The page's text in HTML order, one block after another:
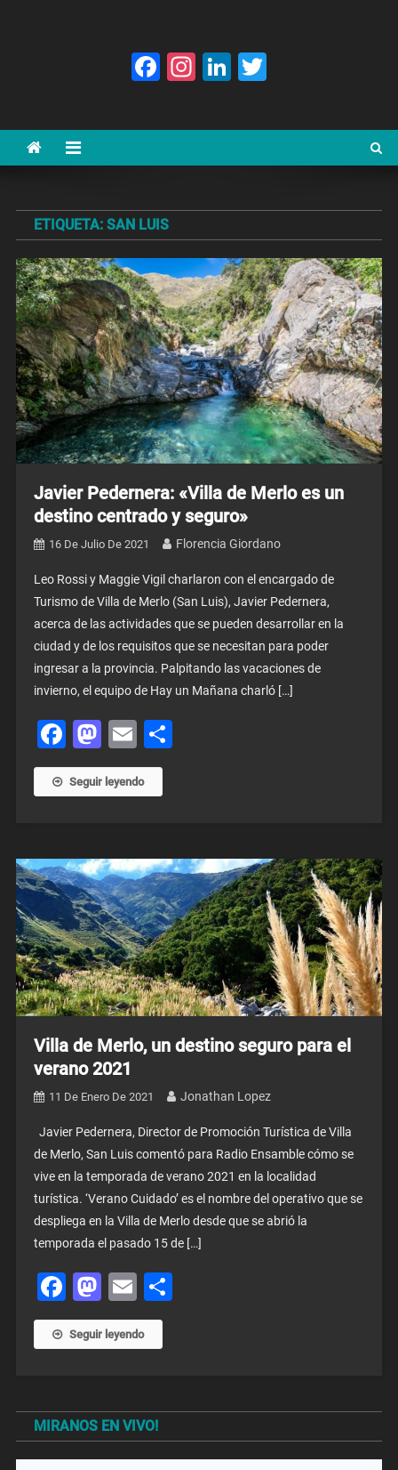
Facebook
Instagram
LinkedIn
ETIQUETA: SAN LUIS
Javier Pedernera: «Villa de Merlo es un
destino centrado y seguro»
16 De Julio De 2021 Florencia Giordano
Leo Rossi y Maggie Vigil charlaron con el encargado de
Turismo de Villa de Merlo (San Luis), Javier Pedernera,
acerca de las actividades que se pueden desarrollar en la
ciudad y de los requisitos que se necesitan para poder
ingresar a la provincia. Palpitando las vacaciones de
invierno, el equipo de Hay un Mañana charló […]
Facebook
Mastodon
EmailShare
Seguir leyendo
Villa de Merlo, un destino seguro para el
verano 2021
11 De Enero De 2021 Jonathan Lopez
Javier Pedernera, Director de Promoción Turística de Villa
de Merlo, San Luis comentó para Radio Ensamble cómo se
vive en la temporada de verano 2021 en la localidad
turística. ‘Verano Cuidado’ es el nombre del operativo que se
despliega en la Villa de Merlo desde que se abrió la
temporada el pasado 15 de […]
Facebook
Mastodon
Email
Seguir leyendo
MIRANOS EN VIVO!